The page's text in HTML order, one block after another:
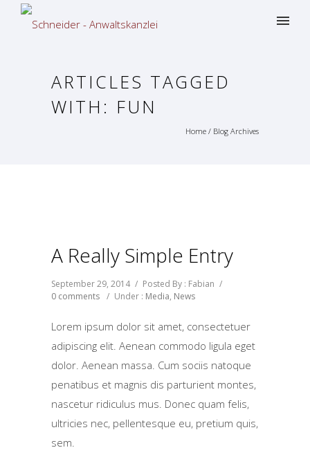
ARTICLES TAGGED
WITH: FUN
Home / Blog Archives
A Really Simple Entry
September 29, 2014 / Posted By : Fabian /
0 comments / Under : Media, News
Lorem ipsum dolor sit amet, consectetuer
adipiscing elit. Aenean commodo ligula eget
dolor. Aenean massa. Cum sociis natoque
penatibus et magnis dis parturient montes,
nascetur ridiculus mus. Donec quam felis,
ultricies nec, pellentesque eu, pretium quis,
sem.